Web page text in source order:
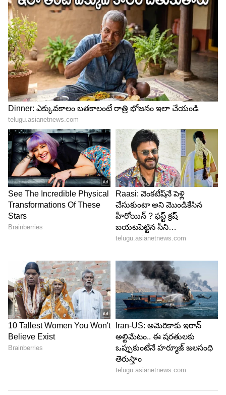
4
5
టాటా టియాగో
సేఫ్టీ ముఖ్యమనుకుంటే టాటా టియాగో బెస్ట్ ఛాయిస్. దీని
ప్రారంభ ధర రూ.4.70 లక్షలు. ఈ కారు గ్లోబల్ ఎన్‌క్యాప్
టెస్టులో 4-స్టార్ సేఫ్టీ రేటింగ్ పొందింది. ఇందులో 1.2-లీటర్
రెవోట్రాన్ ఇంజిన్, సీఎన్‌జీ ఆప్షన్, టచ్‌స్క్రీన్, స్టీరింగ్-
మౌంటెడ్ కంట్రోల్స్, ఆటోమేటిక్ టెంపరేచర్ కంట్రోల్ వంటి